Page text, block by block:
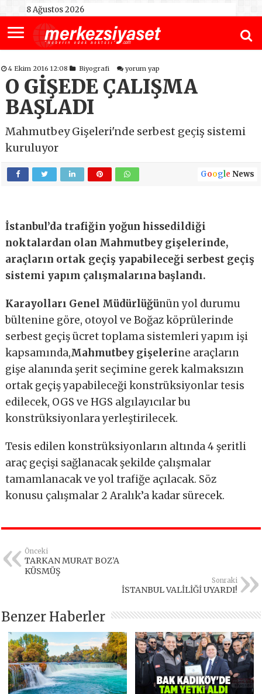
8 Ağustos 2026
4 Ekim 2016 12:08 Biyografi yorum yap
O GİŞEDE ÇALIŞMA
BAŞLADI
Mahmutbey Gişeleri'nde serbest geçiş sistemi
kuruluyor
Google News
İstanbul’da trafiğin yoğun hissedildiği
noktalardan olan Mahmutbey gişelerinde,
araçların ortak geçiş yapabileceği serbest geçiş
sistemi yapım çalışmalarına başlandı.
Karayolları Genel Müdürlüğünün yol durumu
bültenine göre, otoyol ve Boğaz köprülerinde
serbest geçiş ücret toplama sistemleri yapım işi
kapsamında,Mahmutbey gişelerine araçların
gişe alanında şerit seçimine gerek kalmaksızın
ortak geçiş yapabileceği konstrüksiyonlar tesis
edilecek, OGS ve HGS algılayıcılar bu
konstrüksiyonlara yerleştirilecek.
Tesis edilen konstrüksiyonların altında 4 şeritli
araç geçişi sağlanacak şekilde çalışmalar
tamamlanacak ve yol trafiğe açılacak. Söz
konusu çalışmalar 2 Aralık’a kadar sürecek.
Önceki
TARKAN MURAT BOZ’A
KÜSMÜŞ
Sonraki
İSTANBUL VALİLİĞİ UYARDI!
Benzer Haberler